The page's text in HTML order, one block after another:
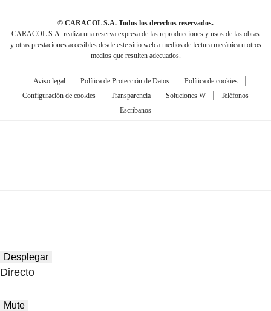
© CARACOL S.A. Todos los derechos reservados.
CARACOL S.A. realiza una reserva expresa de las reproducciones y usos de las obras
y otras prestaciones accesibles desde este sitio web a medios de lectura mecánica u otros
medios que resulten adecuados.
Aviso legal Política de Protección de Datos
Política de cookies
Configuración de cookies
Transparencia Soluciones W
Teléfonos
Escríbanos
Desplegar
Directo
Mute